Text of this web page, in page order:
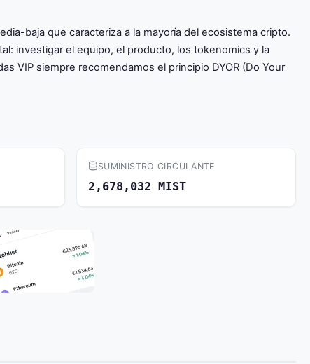
baja que caracteriza a la mayoría del ecosistema cripto.
investigar el equipo, el producto, los tokenomics y la
VIP siempre recomendamos el principio DYOR (Do Your
SUMINISTRO CIRCULANTE
2,678,032 MIST